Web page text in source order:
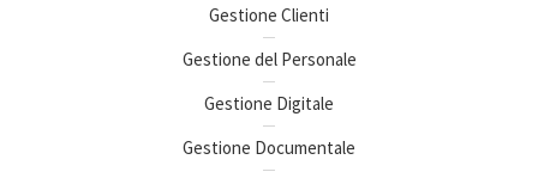
Gestione Clienti
Gestione del Personale
Gestione Digitale
Gestione Documentale